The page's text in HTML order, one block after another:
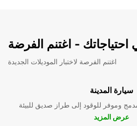
احتياجاتك - اغتنم الفرضة
اغتنم الفرصة لاختبار الموديلات الجديدة
سيارة المدينة
وموفر للوقود إلى طراز صديق للبيئة
عرض المزيد